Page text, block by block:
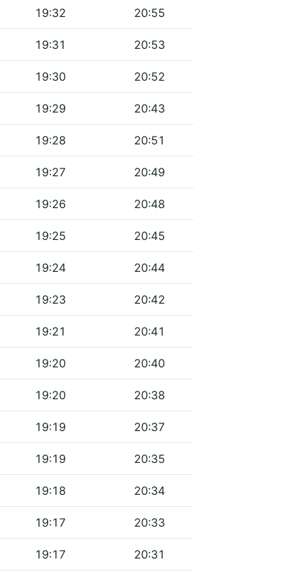
19:32 20:55
19:31 20:53
19:30 20:52
19:29 20:43
19:28 20:51
19:27 20:49
19:26 20:48
19:25 20:45
19:24 20:44
19:23 20:42
19:21 20:41
19:20 20:40
19:20 20:38
19:19 20:37
19:19 20:35
19:18 20:34
19:17 20:33
19:17 20:31